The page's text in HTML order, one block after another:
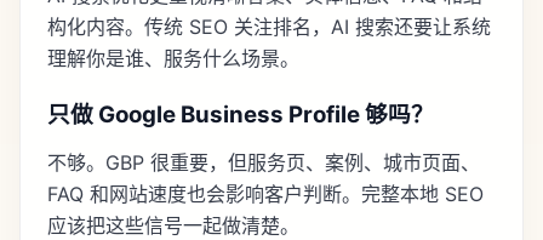
构化内容。传统 SEO 关注排名，AI 搜索还要让系统
理解你是谁、服务什么场景。
只做 Google Business Profile 够吗？
不够。GBP 很重要，但服务页、案例、城市页面、
FAQ 和网站速度也会影响客户判断。完整本地 SEO
应该把这些信号一起做清楚。